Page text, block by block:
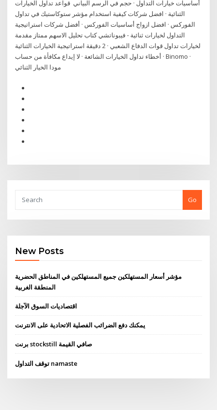
أساسيات خيارات التداول · حجم في الرسم البياني قواعد تداول الخيارات
الثنائية · افضل شركات كيفية استخدام مؤشر ستوكاستيك في تداول
الفوركس · افضل ازواج أساسيات الفوركس · أفضل شركات استراتيجية
التداول لخيارات ثنائية - فيبوناتشي كتاب تحليل الاسهم ممتاز مقدمة
لخيارات تداول قوات الدفاع الشعبي · 2 دقيقة استراتيجية الخيارات الثنائية
· أخطاء تداول الخيارات الشائعة · لا إيداع مكافأة من حساب Binomo ·
مودا الخيار الثنائي
Go
New Posts
مؤشر أسعار المستهلكين جميع المستهلكين في المناطق الحضرية
المنطقة الغربية
اقتصاديات السوق الآجلة
يمكنك دفع الضرائب الفصلية الاتحادية على الانترنت
برنت stockstill صافي القيمة
توقف التداول namaste